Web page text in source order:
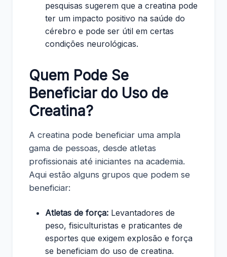
pesquisas sugerem que a creatina pode
ter um impacto positivo na saúde do
cérebro e pode ser útil em certas
condições neurológicas.
Quem Pode Se
Beneficiar do Uso de
Creatina?
A creatina pode beneficiar uma ampla
gama de pessoas, desde atletas
profissionais até iniciantes na academia.
Aqui estão alguns grupos que podem se
beneficiar:
Atletas de força: Levantadores de
peso, fisiculturistas e praticantes de
esportes que exigem explosão e força
se beneficiam do uso de creatina.